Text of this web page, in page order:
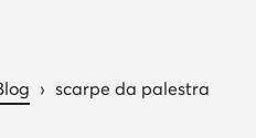
› scarpe da palestra